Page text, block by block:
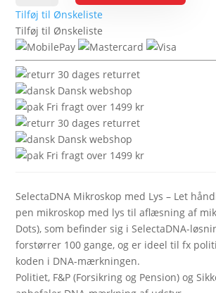
med
Lys
antal
Tilføj til Ønskeliste
Tilføj til Ønskeliste
30 dages returret
Dansk webshop
Fri fragt over 1499 kr
30 dages returret
Dansk webshop
Fri fragt over 1499 kr
SelectaDNA Mikroskop med Lys – Let
pen mikroskop med lys til aflæsning af
Dots), som befinder sig i SelectaDNA-
forstørrer 100 gange, og er ideel til fx
koden i DNA-mærkningen.
Politiet, F&P (Forsikring og Pension) og